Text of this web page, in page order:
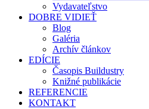
Vydavateľstvo
DOBRE VIDIEŤ
Blog
Galéria
Archív článkov
EDÍCIE
Časopis Buildustry
Knižné publikácie
REFERENCIE
KONTAKT